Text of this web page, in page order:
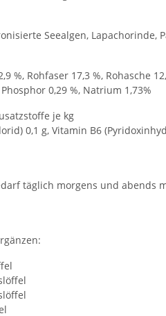
Seealgen, Lapachorinde,
%, Rohfaser 17,3 %, Rohasche
0,29 %, Natrium 1,73%
je kg
0,1 g, Vitamin B6
täglich morgens und abends